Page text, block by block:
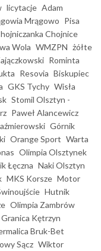
licytacje Adam
Mrągowo Pisa
Chojnice
Wola WMZPN żółte
Rominta
Resovia Biskupiec
GKS Tychy Wisła
Stomil Olsztyn -
Paweł Alancewicz
Górnik
Orange Sport Warta
Olimpia Olsztynek
Łęczna Naki Olsztyn
MKS Korsze Motor
Hutnik
Olimpia Zambrów
Granica Kętrzyn
Bruk-Bet
Sącz Wiktor